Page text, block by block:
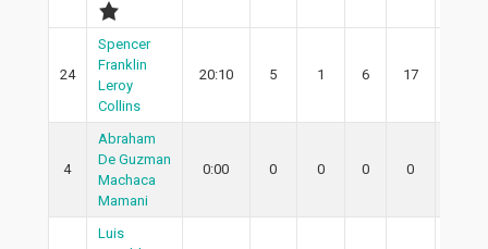
24
Spencer
Franklin
Leroy
Collins
20:10 5 1 6 17
4
Abraham
De Guzman
Machaca
Mamani
0:00 0 0 0 0
Luis